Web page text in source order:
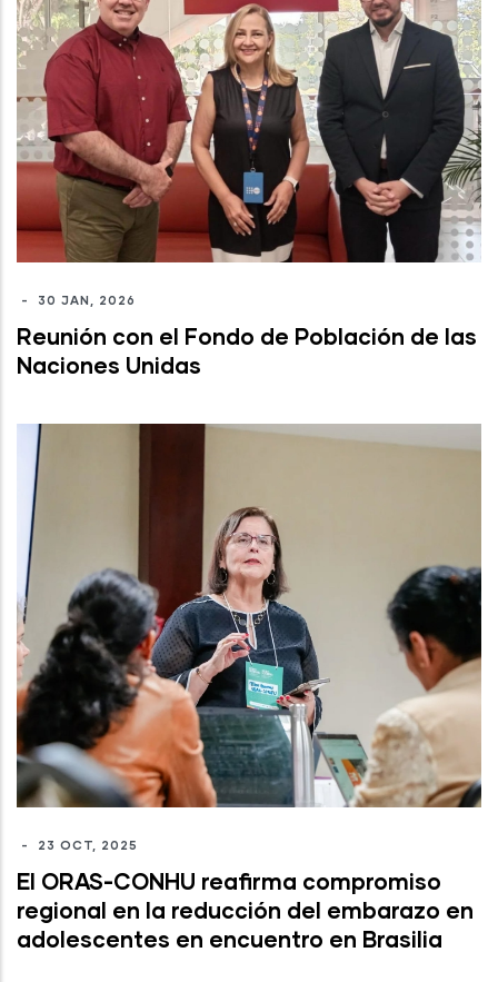
- 30 JAN, 2026
Reunión con el Fondo de Población de las
Naciones Unidas
- 23 OCT, 2025
El ORAS-CONHU reafirma compromiso
regional en la reducción del embarazo en
adolescentes en encuentro en Brasilia